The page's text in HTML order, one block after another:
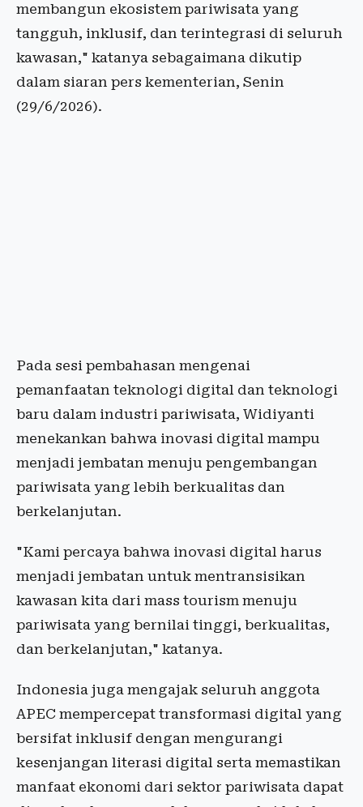
membangun ekosistem pariwisata yang
tangguh, inklusif, dan terintegrasi di seluruh
kawasan," katanya sebagaimana dikutip
dalam siaran pers kementerian, Senin
(29/6/2026).
Pada sesi pembahasan mengenai
pemanfaatan teknologi digital dan teknologi
baru dalam industri pariwisata, Widiyanti
menekankan bahwa inovasi digital mampu
menjadi jembatan menuju pengembangan
pariwisata yang lebih berkualitas dan
berkelanjutan.
"Kami percaya bahwa inovasi digital harus
menjadi jembatan untuk mentransisikan
kawasan kita dari mass tourism menuju
pariwisata yang bernilai tinggi, berkualitas,
dan berkelanjutan," katanya.
Indonesia juga mengajak seluruh anggota
APEC mempercepat transformasi digital yang
bersifat inklusif dengan mengurangi
kesenjangan literasi digital serta memastikan
manfaat ekonomi dari sektor pariwisata dapat